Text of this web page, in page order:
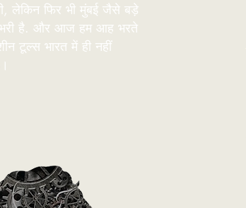
लेकिन फिर भी मुंबई जैसे बड़े
है. और आज हम आह भरते
टूल्स भारत में ही नहीं